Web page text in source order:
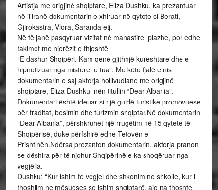
Artistja me origjinë shqiptare, Eliza Dushku, ka prezantuar
në Tiranë dokumentarin e xhiruar në qytete si Berati,
Gjirokastra, Vlora, Saranda etj.
Në të janë pasqyruar vizitat në manastire, plazhe, por edhe
takimet me njerëzit e thjeshtë.
“E dashur Shqipëri. Kam qenë gjithnjë kureshtare dhe e
hipnotizuar nga misteret e tua”. Me këto fjalë e nis
dokumentarin e saj aktorja hollivudiane me origjinë
shqiptare, Eliza Dushku, nën titullin “Dear Albania”.
Dokumentari është ideuar si një guidë turistike promovuese
për traditat, besimin dhe turizmin shqiptar.Në dokumentarin
“Dear Albania”, përshkruhet një rrugëtim në 15 qytete të
Shqipërisë, duke përfshirë edhe Tetovën e
Prishtinën.Ndërsa prezanton dokumentarin, aktorja pranon
se dëshira për të njohur Shqipërinë e ka shoqëruar nga
vegjëlia.
Dushku: “Kur ishim te vegjel dhe shkonim ne shkolle, kur i
thoshiim ne mësueses se ishim shqiptarë, ajo na thoshte